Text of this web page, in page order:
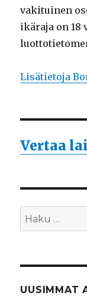
vakituinen
ikäraja on 18
Lisätietoja
Vertaa
Etsi:
UUSIMMAT